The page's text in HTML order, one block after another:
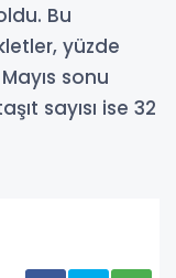
Bu
yüzde
sonu
sayısı ise 32